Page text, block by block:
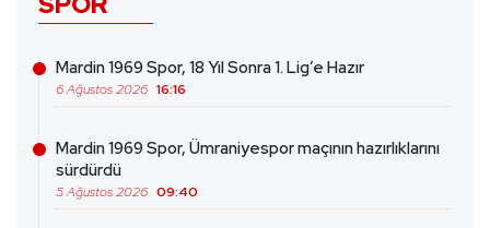
Mardin 1969 Spor, 18 Yıl Sonra 1. Lig’e Hazır
6 Ağustos 2026 16:16
Mardin 1969 Spor, Ümraniyespor maçının hazırlıklarını
sürdürdü
5 Ağustos 2026 09:40